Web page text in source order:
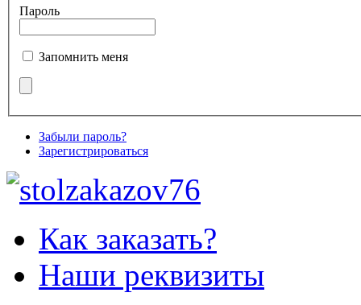
Пароль
Запомнить меня
Забыли пароль?
Зарегистрироваться
Как заказать?
Наши реквизиты